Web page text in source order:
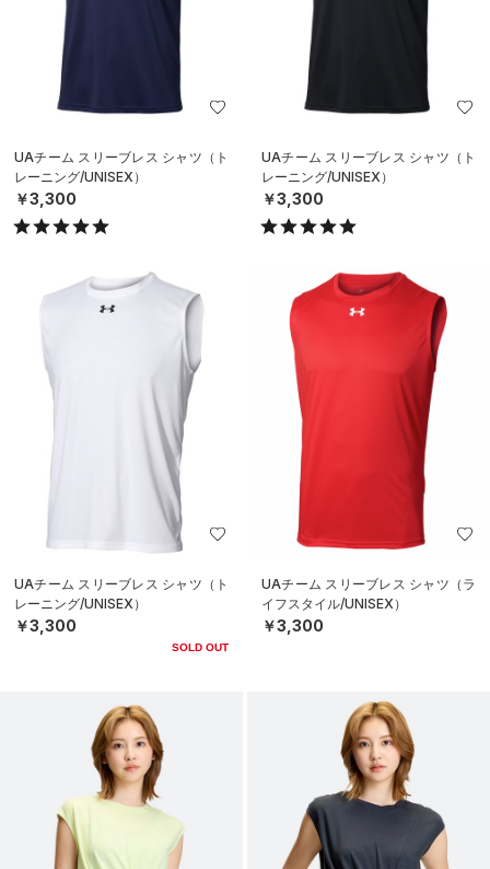
UAチーム スリーブレス シャツ（ト
レーニング/UNISEX）
￥3,300
UAチーム スリーブレス シャツ（ト
レーニング/UNISEX）
￥3,300
UAチーム スリーブレス シャツ（ト
レーニング/UNISEX）
￥3,300
SOLD OUT
UAチーム スリーブレス シャツ（ラ
イフスタイル/UNISEX）
￥3,300